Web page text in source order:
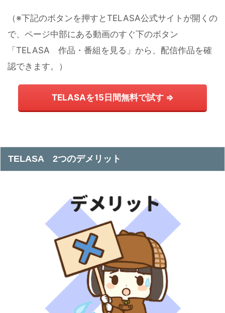
（※下記のボタンを押すとTELASA公式サイトが開くの
で、ページ中部にある動画のすぐ下のボタン
「TELASA 作品・番組を見る」から、配信作品を確
認できます。）
TELASAを15日間無料で試す ⇒
TELASA 2つのデメリット